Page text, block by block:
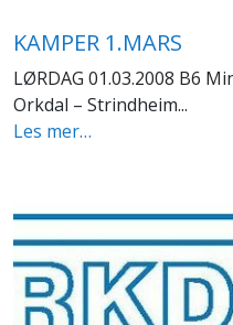
KAMPER 1.MARS
LØRDAG 01.03.2008 B6
Orkdal – Strindheim...
Les mer…